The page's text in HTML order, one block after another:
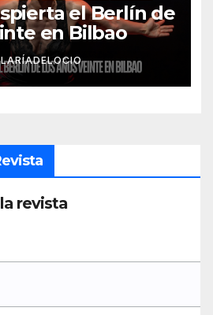
el Berlín de
en Bilbao
LARÍADELOCIO
revista